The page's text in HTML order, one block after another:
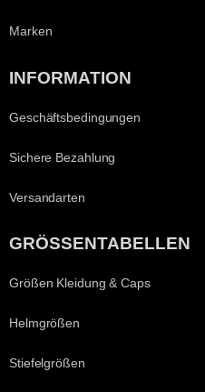
Marken
INFORMATION
Geschäftsbedingungen
Sichere Bezahlung
Versandarten
GRÖSSENTABELLEN
Größen Kleidung & Caps
Helmgrößen
Stiefelgrößen